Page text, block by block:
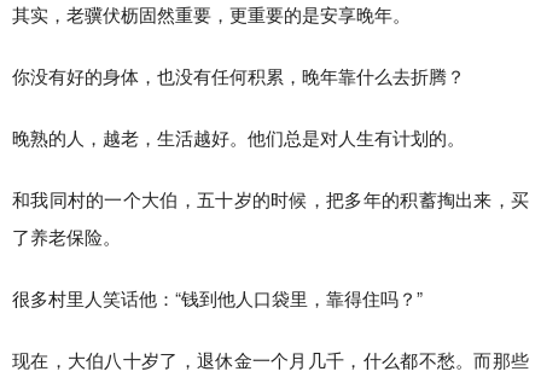
其实，老骥伏枥固然重要，更重要的是安享晚年。
你没有好的身体，也没有任何积累，晚年靠什么去折腾？
晚熟的人，越老，生活越好。他们总是对人生有计划的。
和我同村的一个大伯，五十岁的时候，把多年的积蓄掏出来，买
了养老保险。
很多村里人笑话他：“钱到他人口袋里，靠得住吗？”
现在，大伯八十岁了，退休金一个月几千，什么都不愁。而那些